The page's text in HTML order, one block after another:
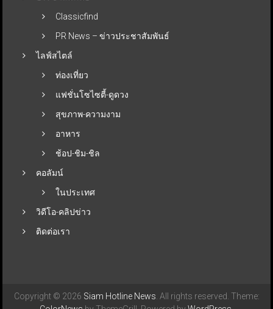
Classicfind
PR News – ข่าวประชาสัมพันธ์
ไลฟ์สไตล์
ท่องเที่ยว
แฟชั่นโซไซตี้-ดูดวง
สุขภาพ-ความงาม
อาหาร
ช้อป-ชิม-ชิล
คอลัมน์
ในประเทศ
วิดีโอ-คลิปข่าว
ติดต่อเรา
Copyright © 2026 Siam Hotline News . All rights reserved. Theme: